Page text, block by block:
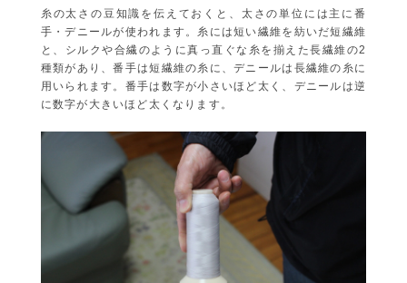
糸の太さの豆知識を伝えておくと、太さの単位には主に番
手・デニールが使われます。糸には短い繊維を紡いだ短繊維
と、シルクや合繊のように真っ直ぐな糸を揃えた長繊維の2
種類があり、番手は短繊維の糸に、デニールは長繊維の糸に
用いられます。番手は数字が小さいほど太く、デニールは逆
に数字が大きいほど太くなります。